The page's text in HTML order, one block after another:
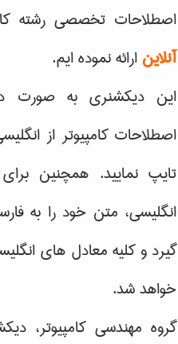
اصطلاحات تخصصی رشته
آنلاین ارائه نموده ایم.
این دیکشنری به صورت
اصطلاحات کامپیوتر از
تایپ نمایید. همچنین
انگلیسی، متن خود را به
گیرد و کلیه معادل های
خواهد شد.
گروه مهندسی کامپیوتر،